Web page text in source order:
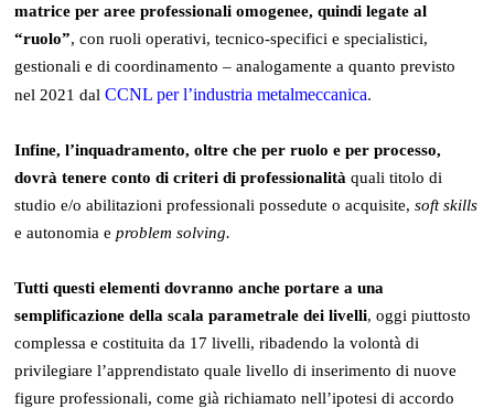
matrice per aree professionali omogenee, quindi legate al
“ruolo”, con ruoli operativi, tecnico-specifici e specialistici,
gestionali e di coordinamento – analogamente a quanto previsto
nel 2021 dalCCNL per l’industria metalmeccanica.
Infine, l’inquadramento, oltre che per ruolo e per processo,
dovrà tenere conto di criteri di professionalitàquali titolo di
studio e/o abilitazioni professionali possedute o acquisite,soft skills
e autonomia eproblem solving.
Tutti questi elementi dovranno anche portare a una
semplificazione della scala parametrale dei livelli, oggi piuttosto
complessa e costituita da 17 livelli, ribadendo la volontà di
privilegiare l’apprendistato quale livello di inserimento di nuove
figure professionali, come già richiamato nell’ipotesi di accordo